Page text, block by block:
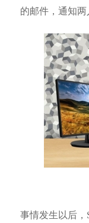
的邮件，通知两
事情发生以后